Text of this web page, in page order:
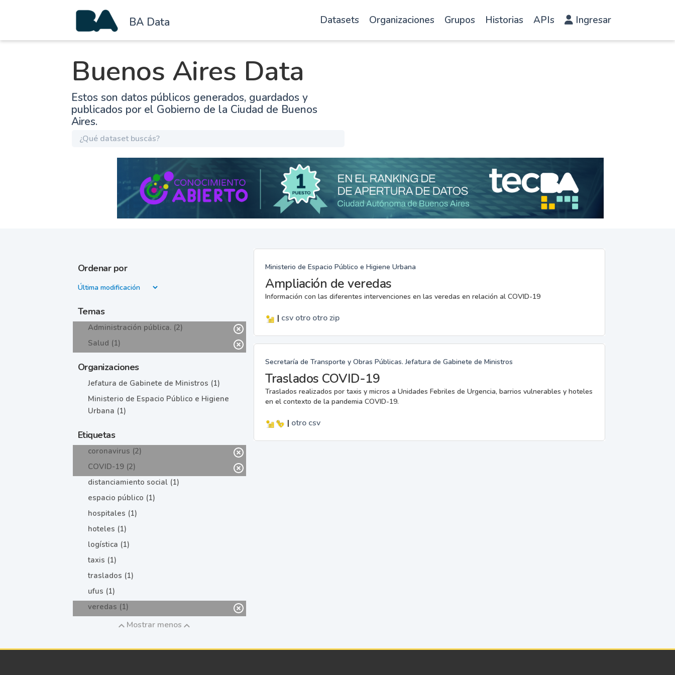
BA Data Datasets Organizaciones Grupos Historias APIs Ingresar
Buenos Aires Data
Estos son datos públicos generados, guardados y
publicados por el Gobierno de la Ciudad de Buenos
Aires.
Ordenar por
Temas
Administración pública. (2)
Salud (1)
Organizaciones
Jefatura de Gabinete de Ministros (1)
Ministerio de Espacio Público e Higiene
Urbana (1)
Etiquetas
coronavirus (2)
COVID-19 (2)
distanciamiento social (1)
espacio público (1)
hospitales (1)
hoteles (1)
logística (1)
taxis (1)
traslados (1)
ufus (1)
veredas (1)
Mostrar menos
Ministerio de Espacio Público e Higiene Urbana
Ampliación de veredas
Información con las diferentes intervenciones en las veredas en relación al COVID-19
| csv otro otrozip
Secretaría de Transporte y Obras Públicas. Jefatura de Gabinete de Ministros
Traslados COVID-19
Traslados realizados por taxis y micros a Unidades Febriles de Urgencia, barrios vulnerables y hoteles
en el contexto de la pandemia COVID-19.
| otro csv